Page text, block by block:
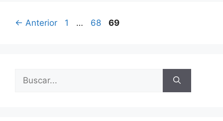
← Anterior Página
1 … Página
68 Página
69
Buscar: